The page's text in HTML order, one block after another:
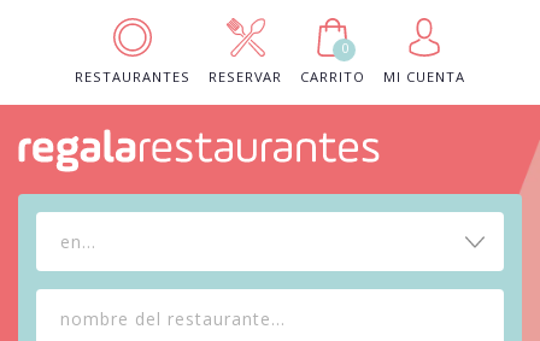
RESTAURANTES RESERVAR
0
CARRITO
MI CUENTA
en...